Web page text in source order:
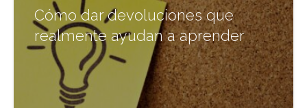
Cómo dar devoluciones que
realmente ayudan a aprender